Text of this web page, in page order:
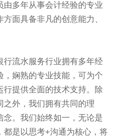
多年从事会计经验的专业
面具备非凡的创意能力、
行流水服务行业拥有多年经
娴熟的专业技能，可为个
行提供全面的技术支持。除
之外，我们拥有共同的理
。我们始终如一，无论是
都是以思考+沟通为核心，将